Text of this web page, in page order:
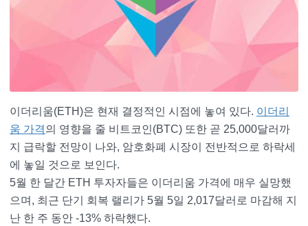
이더리움(ETH)은 현재 결정적인 시점에 놓여 있다. 이더리
움 가격의 영향을 줄 비트코인(BTC) 또한 곧 25,000달러까
지 급락할 전망이 나와, 암호화폐 시장이 전반적으로 하락세
에 놓일 것으로 보인다.
5월 한 달간 ETH 투자자들은 이더리움 가격에 매우 실망했
으며, 최근 단기 회복 랠리가 5월 5일 2,017달러로 마감해 지
난 한 주 동안 -13% 하락했다.